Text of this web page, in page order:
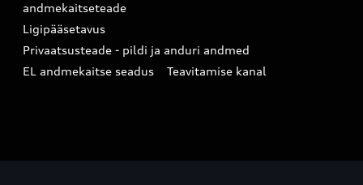
andmekaitseteade
Ligipääsetavus
Privaatsusteade - pildi ja anduri andmed
EL andmekaitse seadus
Teavitamise kanal